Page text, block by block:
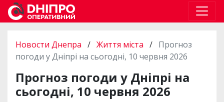
Новости Днепра / Життя міста / Прогноз
погоди у Дніпрі на сьогодні, 10 червня 2026
Прогноз погоди у Дніпрі на
сьогодні, 10 червня 2026